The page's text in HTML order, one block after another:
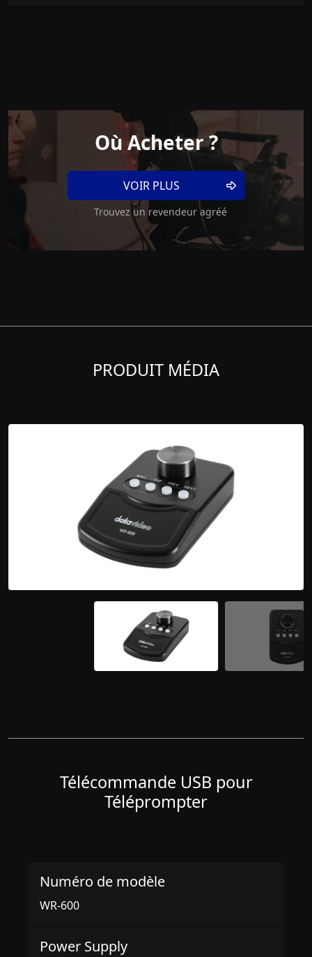
Où Acheter ?
VOIR PLUS
Trouvez un revendeur agréé
PRODUIT MÉDIA
Télécommande USB pour
Téléprompter
Numéro de modèle
WR-600
Power Supply